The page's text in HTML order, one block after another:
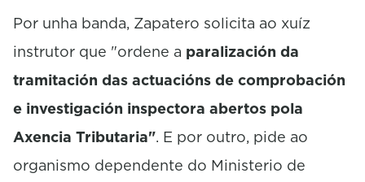
Por unha banda, Zapatero solicita ao xuíz
instrutor que "ordene a paralización da
tramitación das actuacións de comprobación
e investigación inspectora abertos pola
Axencia Tributaria". E por outro, pide ao
organismo dependente do Ministerio de